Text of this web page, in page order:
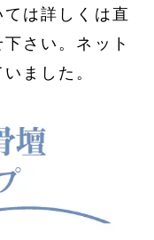
は詳しくは直
さい。ネット
ました。